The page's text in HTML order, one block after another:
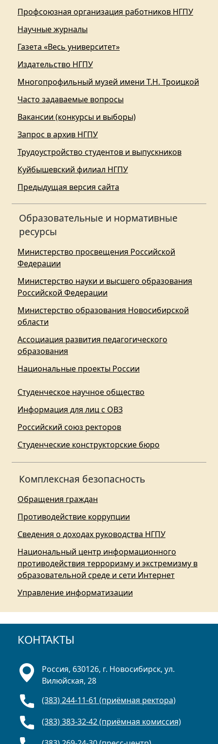
Профсоюзная организация работников НГПУ
Научные журналы
Газета «Весь университет»
Издательство НГПУ
Многопрофильный музей имени Т.Н. Троицкой
Часто задаваемые вопросы
Вакансии (конкурсы и выборы)
Запрос в архив НГПУ
Трудоустройство студентов и выпускников
Куйбышевский филиал НГПУ
Предыдущая версия сайта
Образовательные и нормативные
ресурсы
Министерство просвещения Российской
Федерации
Министерство науки и высшего образования
Российской Федерации
Министерство образования Новосибирской
области
Ассоциация развития педагогического
образования
Национальные проекты России
Студенческое научное общество
Информация для лиц с ОВЗ
Российский союз ректоров
Студенческие конструкторские бюро
Комплексная безопасность
Обращения граждан
Противодействие коррупции
Сведения о доходах руководства НГПУ
Национальный центр информационного
противодействия терроризму и экстремизму в
образовательной среде и сети Интернет
Управление информатизации
КОНТАКТЫ
Россия, 630126, г. Новосибирск, ул.
Вилюйская, 28
(383) 244-11-61 (приёмная ректора)
(383) 383-32-42 (приёмная комиссия)